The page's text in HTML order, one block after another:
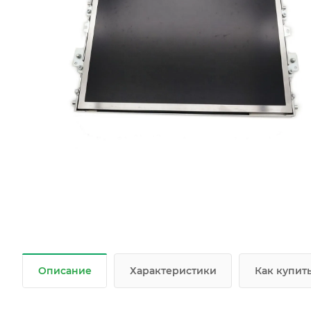
Описание Характеристики Как